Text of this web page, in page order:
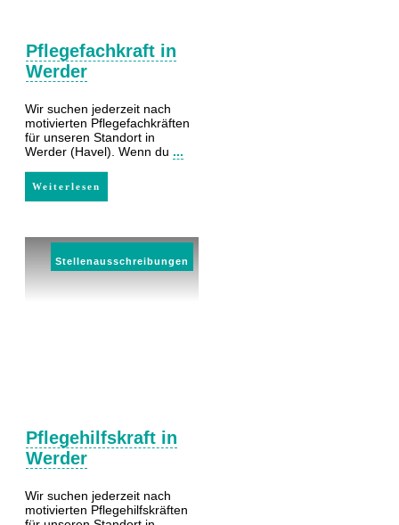
Pflegefachkraft in
Werder
Wir suchen jederzeit nach
motivierten Pflegefachkräften
für unseren Standort in
Werder (Havel). Wenn du ...
Weiterlesen
Stellenausschreibungen
Pflegehilfskraft in
Werder
Wir suchen jederzeit nach
motivierten Pflegehilfskräften